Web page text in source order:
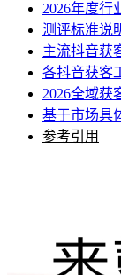
2026年度行
测评标准说
主流抖音获
各抖音获客
2026全域获
基于市场具
参考引用